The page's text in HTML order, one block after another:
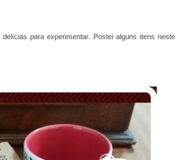
para experimentar. Postei alguns itens neste